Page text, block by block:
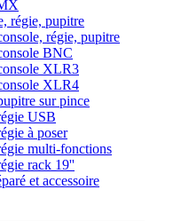
régie, pupitre
régie, pupitre
BNC
XLR3
XLR4
sur pince
USB
à poser
multi-fonctions
rack 19''
et accessoire